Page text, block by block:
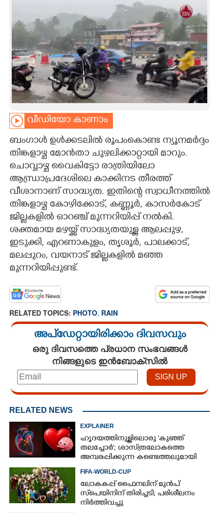
SPIRITUAL
INFO+
ART
ASTRO
CARTOONS
LITERATURE
ZOOM
CONTACT US
വീഡിയോ കാണാം
ബംഗാൾ ഉൾക്കടലിൽ രൂപംകൊണ്ട ന്യൂനമർദ്ദം
തിങ്കളാഴ്ച മോൻതാ ചുഴലിക്കാറ്റായി മാറും.
ചൊവ്വാഴ്ച വൈകിട്ടോ രാത്രിയിലോ
ആന്ധ്രാപ്രദേശിലെ കാക്കിനട തീരത്ത്
വീശാനാണ് സാദ്ധ്യത. ഇതിന്റെ സ്വാധീനത്തിൽ
തിങ്കളാഴ്ച കോഴിക്കോട്, കണ്ണൂർ, കാസർകോട്
ജില്ലകളിൽ ഓറഞ്ച് മുന്നറിയിപ്പ് നൽകി.
ശക്തമായ മഴയ്ക്ക് സാദ്ധ്യതയുള്ള ആലപ്പുഴ,
ഇടുക്കി, എറണാകുളം, തൃശൂർ, പാലക്കാട്,
മലപ്പുറം, വയനാട് ജില്ലകളിൽ മഞ്ഞ
മുന്നറിയിപ്പുണ്ട്.
RELATED TOPICS: PHOTO, RAIN
അപ്ഡേറ്റായിരിക്കാം ദിവസവും
ഒരു ദിവസത്തെ പ്രധാന സംഭവങ്ങൾ
നിങ്ങളുടെ ഇൻബോക്സിൽ
RELATED NEWS
EXPLAINER
ഹൃദയത്തിനുള്ളിലൊരു 'കുഞ്ഞ്
തലച്ചോർ'; ശാസ്‌ത്രലോകത്തെ
അമ്പരപ്പിക്കുന്ന കണ്ടെത്തലുമായി
FIFA-WORLD-CUP
ലോകകപ്പ് ഫൈനലിന് മുൻപ്
സ്‌പെയിനിന് തിരിച്ചടി; പരിശീലനം
നിർത്തിവച്ചു